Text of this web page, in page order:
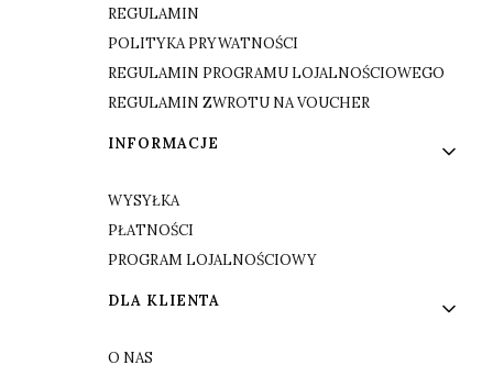
REGULAMIN
POLITYKA PRYWATNOŚCI
REGULAMIN PROGRAMU LOJALNOŚCIOWEGO
REGULAMIN ZWROTU NA VOUCHER
INFORMACJE
WYSYŁKA
PŁATNOŚCI
PROGRAM LOJALNOŚCIOWY
DLA KLIENTA
O NAS